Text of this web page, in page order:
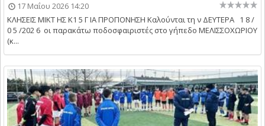
17 Μαΐου 2026 14:20
ΚΛΗΣΕΙΣ ΜΙΚΤ ΗΣ Κ1 5 Γ ΙΑ ΠΡΟΠΟΝΗΣΗ Καλούνται τη ν ΔΕΥΤΕΡΑ 1 8 /
0 5 /202 6 οι παρακάτω ποδοσφαιριστές στο γήπεδο ΜΕΛΙΣΣΟΧΩΡΙΟΥ
(κ...